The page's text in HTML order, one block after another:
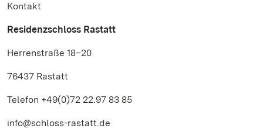
Kontakt
Residenzschloss Rastatt
Herrenstraße 18–20
76437 Rastatt
Telefon +49(0)72 22.97 83 85
info@schloss-rastatt.de